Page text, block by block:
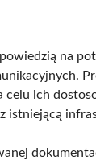
na
celu ich
istniejącą